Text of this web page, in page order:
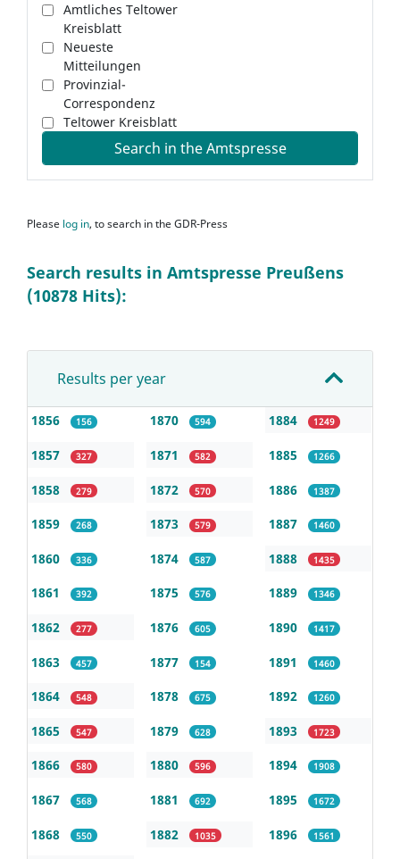
Amtliches Teltower
Kreisblatt
Neueste
Mitteilungen
Provinzial-
Correspondenz
Teltower Kreisblatt
Search in the Amtspresse
Please log in, to search in the GDR-Press
Search results in Amtspresse Preußens
(10878 Hits):
Results per year
1856 156
1857 327
1858 279
1859 268
1860 336
1861 392
1862 277
1863 457
1864 548
1865 547
1866 580
1867 568
1868 550
1870 594
1871 582
1872 570
1873 579
1874 587
1875 576
1876 605
1877 154
1878 675
1879 628
1880 596
1881 692
1882 1035
1884 1249
1885 1266
1886 1387
1887 1460
1888 1435
1889 1346
1890 1417
1891 1460
1892 1260
1893 1723
1894 1908
1895 1672
1896 1561